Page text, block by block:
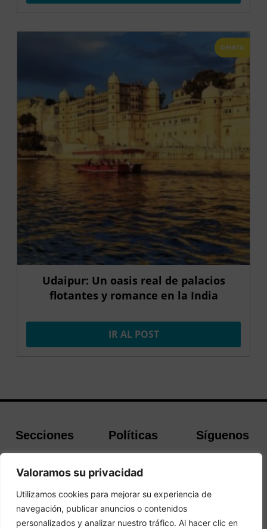
Valoramos su privacidad
Utilizamos cookies para mejorar su experiencia de
navegación, publicar anuncios o contenidos
personalizados y analizar nuestro tráfico. Al hacer clic en
OFERTA
Udaipur: Un oasis real de palacios
flotantes y romance en la India
IR AL POST
Secciones
Buscador de
Guías de Viajes
Políticas
cookies
Política de
Privacidad
Síguenos